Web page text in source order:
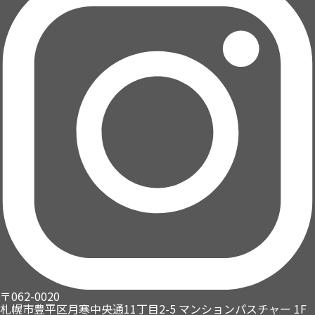
〒062-0020
札幌市豊平区月寒中央通11丁目2-5 マンションパスチャー 1F